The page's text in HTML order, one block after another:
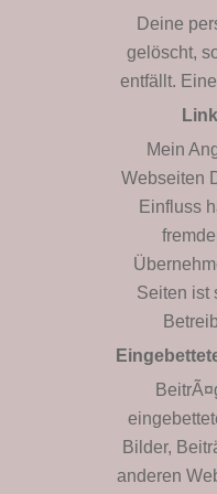
Deine
gelöscht,
entfällt.
Mein
Webseiten
Einfluss
Seiten ist
Bilder,
anderen